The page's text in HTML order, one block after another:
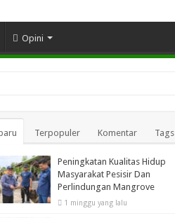
Opini
Terpopuler Komentar Tags
Peningkatan Kualitas Hidup
Masyarakat Pesisir Dan
Perlindungan Mangrove
1 minggu yang lalu